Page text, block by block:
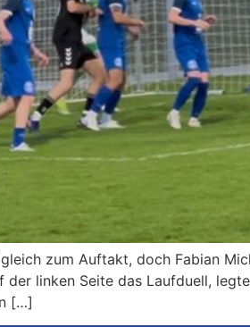
zum Auftakt, doch Fabian
linken Seite das Laufduell,
[…]